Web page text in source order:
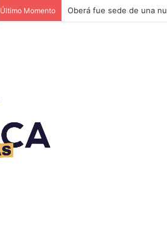
Último Momento Más de 60 personas